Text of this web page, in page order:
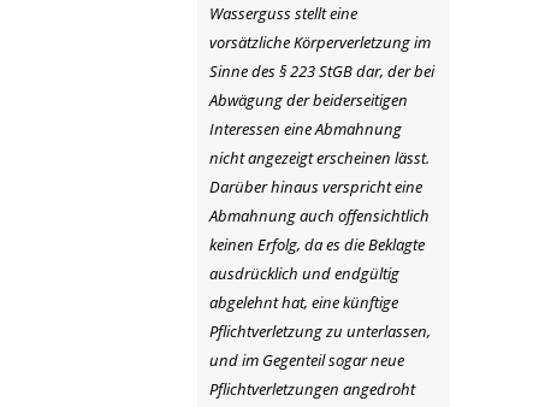
Wasserguss stellt eine
vorsätzliche Körperverletzung im
Sinne des § 223 StGB dar, der bei
Abwägung der beiderseitigen
Interessen eine Abmahnung
nicht angezeigt erscheinen lässt.
Darüber hinaus verspricht eine
Abmahnung auch offensichtlich
keinen Erfolg, da es die Beklagte
ausdrücklich und endgültig
abgelehnt hat, eine künftige
Pflichtverletzung zu unterlassen,
und im Gegenteil sogar neue
Pflichtverletzungen angedroht